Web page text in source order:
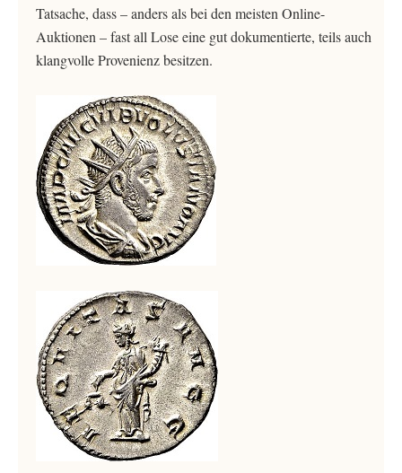
Tatsache, dass – anders als bei den meisten Online-
Auktionen – fast all Lose eine gut dokumentierte, teils auch
klangvolle Provenienz besitzen.